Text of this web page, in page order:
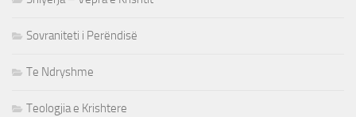
Sovraniteti i Perëndisë
Te Ndryshme
Teologjia e Krishtere